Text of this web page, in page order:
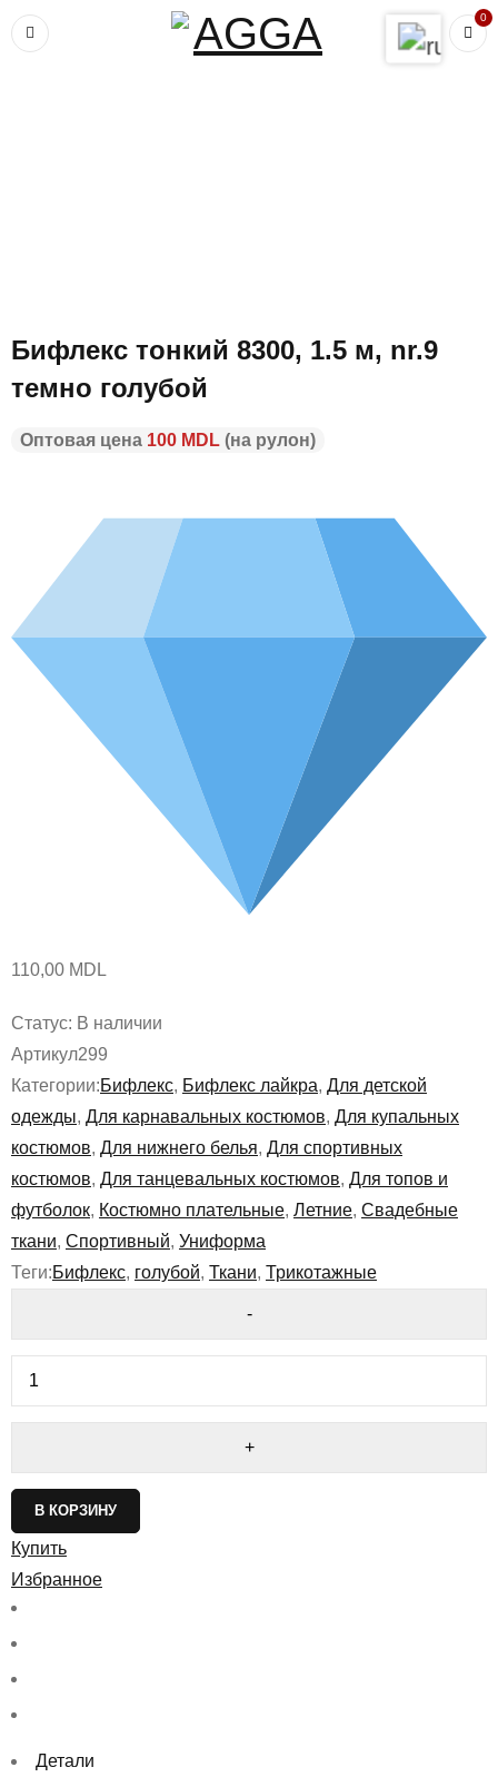
0
Бифлекс тонкий 8300, 1.5 м, nr.9
темно голубой
Оптовая цена 100 MDL (на рулон)
110,00 MDL
Статус: В наличии
Артикул299
Категории:Бифлекс, Бифлекс лайкра, Для детской
одежды, Для карнавальных костюмов, Для купальных
костюмов, Для нижнего белья, Для спортивных
костюмов, Для танцевальных костюмов, Для топов и
футболок, Костюмно плательные, Летние, Свадебные
ткани, Спортивный, Униформа
Теги:Бифлекс, голубой, Ткани, Трикотажные
В КОРЗИНУ
Купить
Избранное
Детали